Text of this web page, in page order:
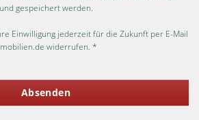
gespeichert werden.
Einwilligung jederzeit für die Zukunft per E-Mail
widerrufen. *
Absenden